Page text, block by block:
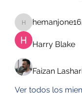
hemanjone162
Harry Blake
Faizan
Ver todos los